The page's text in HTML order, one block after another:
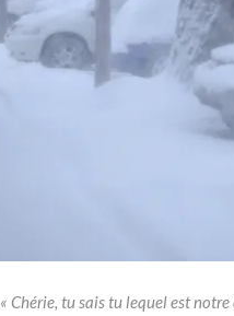
« Chérie, tu sais tu lequel est notre